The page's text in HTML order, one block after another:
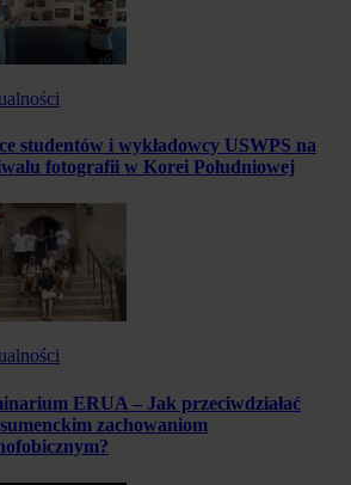
studentów i wykładowcy USWPS na
fotografii w Korei Południowej
ERUA – Jak przeciwdziałać
zachowaniom